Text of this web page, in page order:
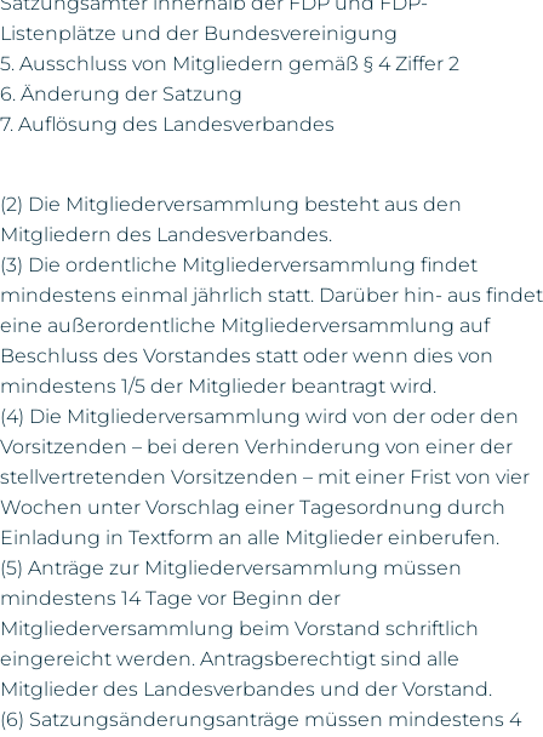
Listenplätze und der Bundesvereinigung
5. Ausschluss von Mitgliedern gemäß § 4 Ziffer 2
6. Änderung der Satzung
7. Auflösung des Landesverbandes
(2) Die Mitgliederversammlung besteht aus den
Mitgliedern des Landesverbandes.
(3) Die ordentliche Mitgliederversammlung findet
mindestens einmal jährlich statt. Darüber hin- aus findet
eine außerordentliche Mitgliederversammlung auf
Beschluss des Vorstandes statt oder wenn dies von
mindestens 1/5 der Mitglieder beantragt wird.
(4) Die Mitgliederversammlung wird von der oder den
Vorsitzenden – bei deren Verhinderung von einer der
stellvertretenden Vorsitzenden – mit einer Frist von vier
Wochen unter Vorschlag einer Tagesordnung durch
Einladung in Textform an alle Mitglieder einberufen.
(5) Anträge zur Mitgliederversammlung müssen
mindestens 14 Tage vor Beginn der
Mitgliederversammlung beim Vorstand schriftlich
eingereicht werden. Antragsberechtigt sind alle
Mitglieder des Landesverbandes und der Vorstand.
(6) Satzungsänderungsanträge müssen mindestens 4